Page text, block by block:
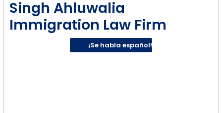
Singh Ahluwalia
Immigration Law Firm
¡Se habla español!